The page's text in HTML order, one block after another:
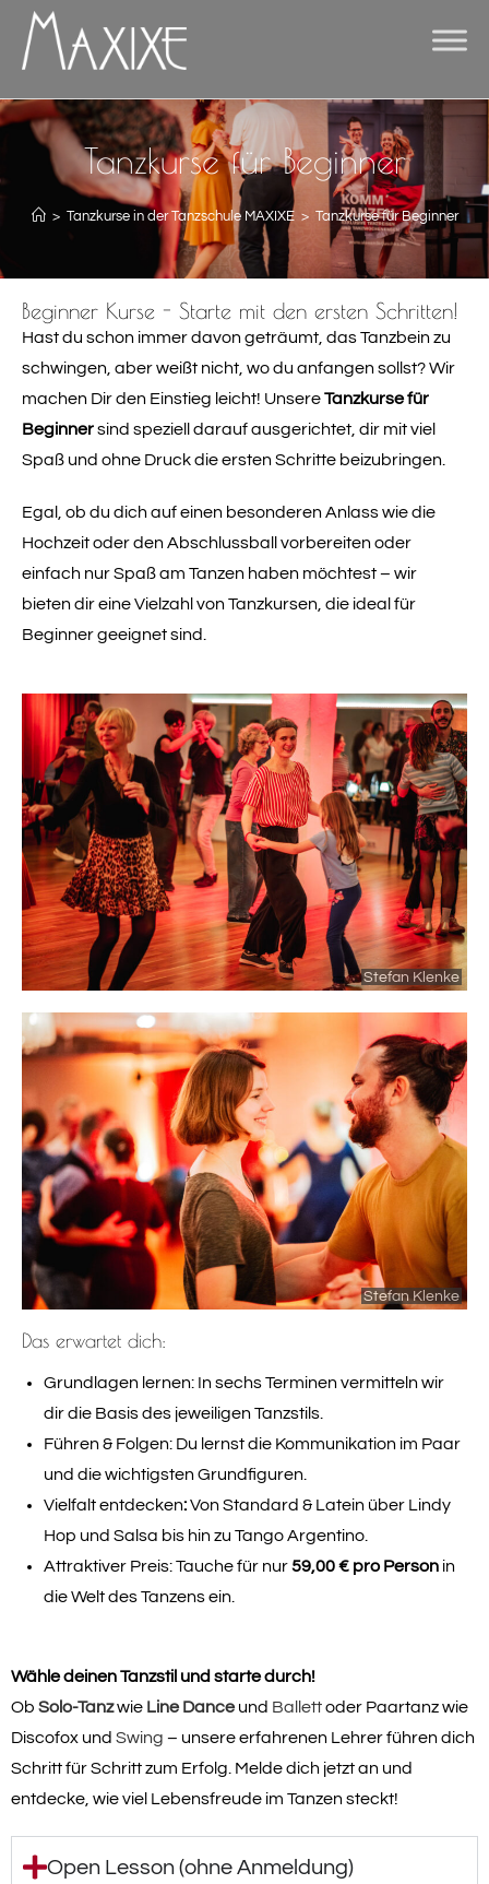
Tanzkurse für Beginner
> Tanzkurse in der Tanzschule MAXIXE > Tanzkurse für Beginner
Beginner Kurse - Starte mit den ersten Schritten!
Hast du schon immer davon geträumt, das Tanzbein zu
schwingen, aber weißt nicht, wo du anfangen sollst? Wir
machen Dir den Einstieg leicht! UnsereTanzkurse für
Beginnersind speziell darauf ausgerichtet, dir mit viel
Spaß und ohne Druck die ersten Schritte beizubringen.
Egal, ob du dich auf einen besonderen Anlass wie die
Hochzeit oder den Abschlussball vorbereiten oder
einfach nur Spaß am Tanzen haben möchtest – wir
bieten dir eine Vielzahl von Tanzkursen, die ideal für
Beginner geeignet sind.
Stefan Klenke
Stefan Klenke
Das erwartet dich:
Grundlagen lernen: In sechs Terminen vermitteln wir
dir die Basis des jeweiligen Tanzstils.
Führen & Folgen: Du lernst die Kommunikation im Paar
und die wichtigsten Grundfiguren.
Vielfalt entdecken:Von Standard & Latein über Lindy
Hop und Salsa bis hin zu Tango Argentino.
Attraktiver Preis: Tauche für nur59,00 € pro Person in
die Welt des Tanzens ein.
Wähle deinen Tanzstil und starte durch!
Ob Solo-Tanzwie Line Danceund Ballettoder Paartanz wie
Discofox und Swing – unsere erfahrenen Lehrer führen dich
Schritt für Schritt zum Erfolg. Melde dich jetzt an und
entdecke, wie viel Lebensfreude im Tanzen steckt!
Open Lesson (ohne Anmeldung)